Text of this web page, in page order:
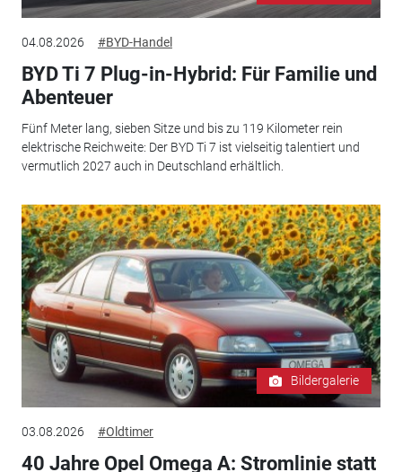
04.08.2026 #BYD-Handel
BYD Ti 7 Plug-in-Hybrid: Für Familie und
Abenteuer
Fünf Meter lang, sieben Sitze und bis zu 119 Kilometer rein
elektrische Reichweite: Der BYD Ti 7 ist vielseitig talentiert und
vermutlich 2027 auch in Deutschland erhältlich.
Bildergalerie
03.08.2026 #Oldtimer
40 Jahre Opel Omega A: Stromlinie statt